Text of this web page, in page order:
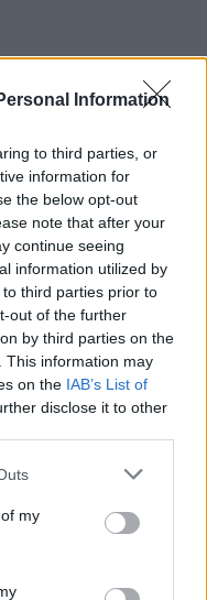
Information
to third parties, or
information for
the below opt-out
note that after your
continue seeing
information utilized by
third parties prior to
out of the further
by third parties on the
This information may
on the IAB’s List of
disclose it to other
one or more Google
You may click to
third-party tags to
in below Google
my